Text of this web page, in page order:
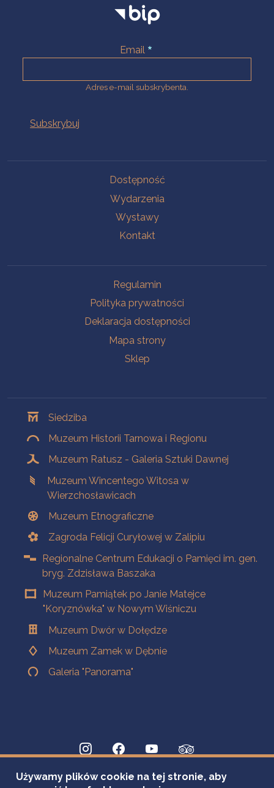
Email
Adres e-mail subskrybenta.
Dostępność
Wydarzenia
Wystawy
Kontakt
Regulamin
Polityka prywatności
Deklaracja dostępności
Mapa strony
Sklep
Siedziba
Muzeum Historii Tarnowa i Regionu
Muzeum Ratusz - Galeria Sztuki Dawnej
Muzeum Wincentego Witosa w
Wierzchosławicach
Muzeum Etnograficzne
Zagroda Felicji Curyłowej w Zalipiu
Regionalne Centrum Edukacji o Pamięci im. gen.
bryg. Zdzisława Baszaka
Muzeum Pamiątek po Janie Matejce
"Koryznówka" w Nowym Wiśniczu
Muzeum Dwór w Dołędze
Muzeum Zamek w Dębnie
Galeria "Panorama"
Używamy plików cookie na tej stronie, aby